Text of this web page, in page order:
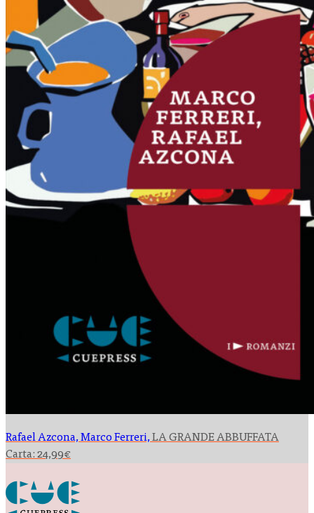
Rafael Azcona, Marco Ferreri,LA GRANDE ABBUFFATA
Carta: 24,99€